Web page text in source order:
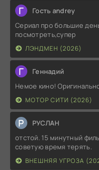
Г Гость andrey
Сериал про большие
посмотреть,супер
ЛЭНДМЕН (2026)
Г Геннадий
Немое кино!
МОТОР СИТИ (2026)
Р РУСЛАН
отстой. 15 минутный
советую время терять.
ВНЕШНЯЯ УГРОЗА